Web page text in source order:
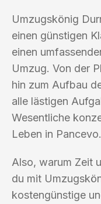
Umzugskönig
einen günstigen
einen
Umzug. Von der
hin zum Aufbau
alle lästigen
Wesentliche
Leben in Pancevo.
Also, warum Zeit
du mit
kostengünstige